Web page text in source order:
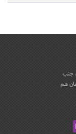
جنب
هم